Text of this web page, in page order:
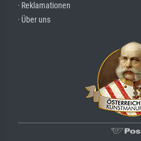
· Reklamationen
· Über uns